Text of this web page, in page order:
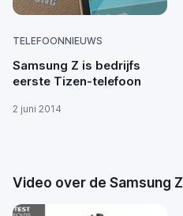
TELEFOONNIEUWS
Samsung Z is bedrijfs
eerste Tizen-telefoon
2 juni 2014
Video over de Samsung Z